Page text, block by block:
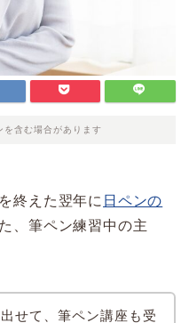
を含む場合があります
を終えた翌年に 日ペンの
、筆ペン練習中の主
せて、筆ペン講座も受